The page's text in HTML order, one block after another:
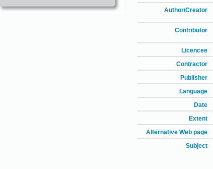
Author/Creator
Contributor
Licencee
Contractor
Publisher
Language
Date
Extent
Alternative Web page
Subject